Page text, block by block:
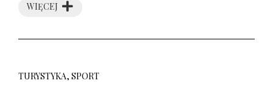
WIĘCEJ
TURYSTYKA, SPORT